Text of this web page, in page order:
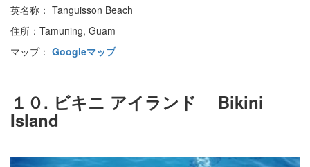
英名称： Tanguisson Beach
住所：Tamuning, Guam
マップ： Googleマップ
１０. ビキニ アイランド Bikini
Island